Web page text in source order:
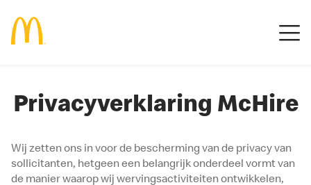
Privacyverklaring McHire
Wij zetten ons in voor de bescherming van de privacy van
sollicitanten, hetgeen een belangrijk onderdeel vormt van
de manier waarop wij wervingsactiviteiten ontwikkelen,